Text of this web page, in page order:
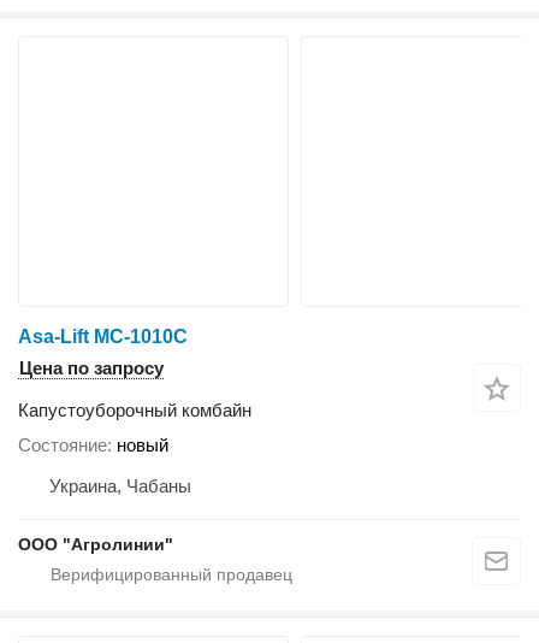
Asa-Lift MC-1010C
Цена по запросу
Капустоуборочный комбайн
Состояние новый
Украина, Чабаны
ООО "Агролинии"